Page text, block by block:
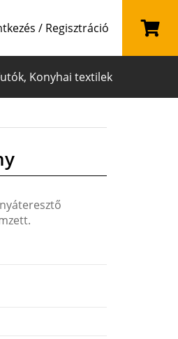
/ Regisztráció
Konyhai textilek